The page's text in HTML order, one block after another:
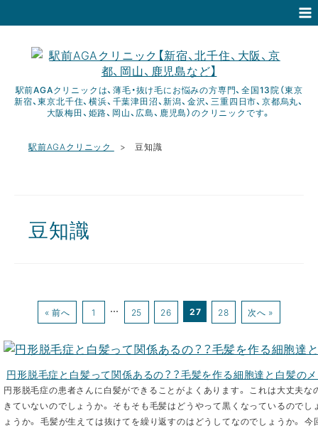
駅前AGAクリニックは、薄毛・抜け毛にお悩みの方専門、全国13院（東京
新宿、東京北千住、横浜、千葉津田沼、新潟、金沢、三重四日市、京都烏丸、
大阪梅田、姫路、岡山、広島、鹿児島）のクリニックです。
駅前AGAクリニック 豆知識
豆知識
« 前へ 1 … 25 26 27 28 次へ »
円形脱毛症と白髪って関係あるの？？毛髪を作る細胞達と白髪の
円形脱毛症の患者さんに白髪ができることがよくあります。 これは大丈夫な
きていないのでしょうか。 そもそも毛髪はどうやって黒くなっているのでし
ょうか。 毛髪が生えては抜けてを繰り返すのはどうしてなのでしょうか。